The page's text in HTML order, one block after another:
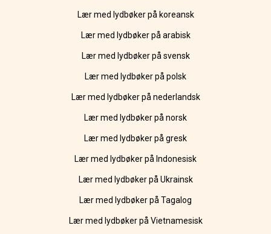
Lær med lydbøker på koreansk
Lær med lydbøker på arabisk
Lær med lydbøker på svensk
Lær med lydbøker på polsk
Lær med lydbøker på nederlandsk
Lær med lydbøker på norsk
Lær med lydbøker på gresk
Lær med lydbøker på Indonesisk
Lær med lydbøker på Ukrainsk
Lær med lydbøker på Tagalog
Lær med lydbøker på Vietnamesisk